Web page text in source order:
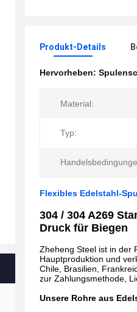
Produkt-Details
Hervorheben:
Material:
Typ:
Flexibles Edelstahl-
304 / 304 A269
Druck für Biegen
Zheheng Steel ist in der
Hauptproduktion und
Chile, Brasilien,
zur Zahlungsmethode,
Unsere Rohre aus